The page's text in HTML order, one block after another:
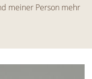
meiner Person mehr